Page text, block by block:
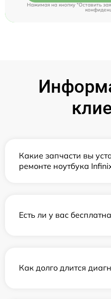
Нажимая на кнопку "Оставить
Какие запчасти вы
ремонте ноутбука
Есть ли у вас
Как долго длится